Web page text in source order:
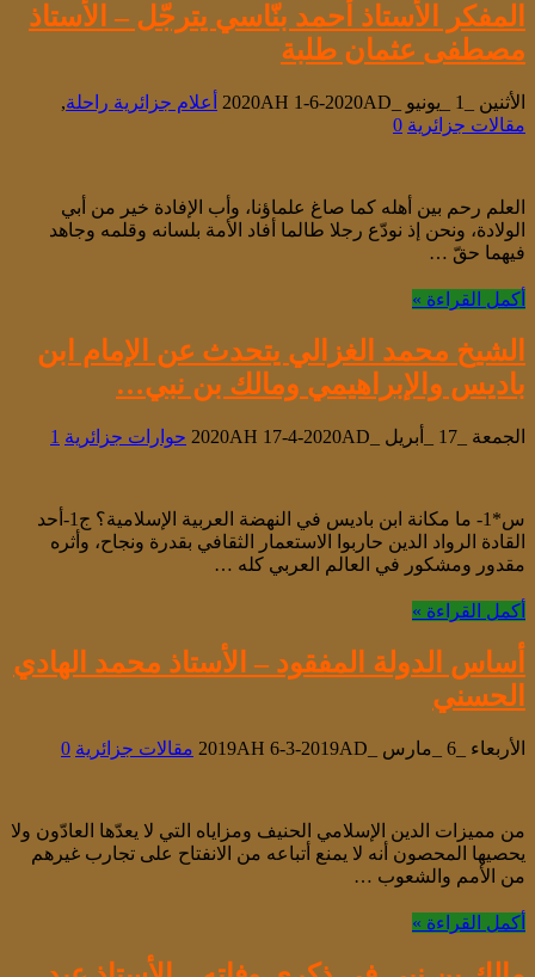
المفكر الأستاذ أحمد بنّاسي يترجّل – الأستاذ
مصطفى عثمان طلبة
الأثنين _1 _يونيو _2020AH 1-6-2020AD أعلام جزائرية راحلة,
مقالات جزائرية 0
العلم رحم بين أهله كما صاغ علماؤنا، وأب الإفادة خير من أبي
الولادة، ونحن إذ نودّع رجلا طالما أفاد الأمة بلسانه وقلمه وجاهد
فيهما حقّ …
أكمل القراءة »
الشيخ محمد الغزالي يتحدث عن الإمام ابن
باديس والإبراهيمي ومالك بن نبي…
الجمعة _17 _أبريل _2020AH 17-4-2020AD حوارات جزائرية 1
س*1- ما مكانة ابن باديس في النهضة العربية الإسلامية؟ ج1-أحد
القادة الرواد الدين حاربوا الاستعمار الثقافي بقدرة ونجاح، وأثره
مقدور ومشكور في العالم العربي كله …
أكمل القراءة »
أساس الدولة المفقود – الأستاذ محمد الهادي
الحسني
الأربعاء _6 _مارس _2019AH 6-3-2019AD مقالات جزائرية 0
من مميزات الدين الإسلامي الحنيف ومزاياه التي لا يعدّها العادّون ولا
يحصيها المحصون أنه لا يمنع أتباعه من الانفتاح على تجارب غيرهم
من الأمم والشعوب …
أكمل القراءة »